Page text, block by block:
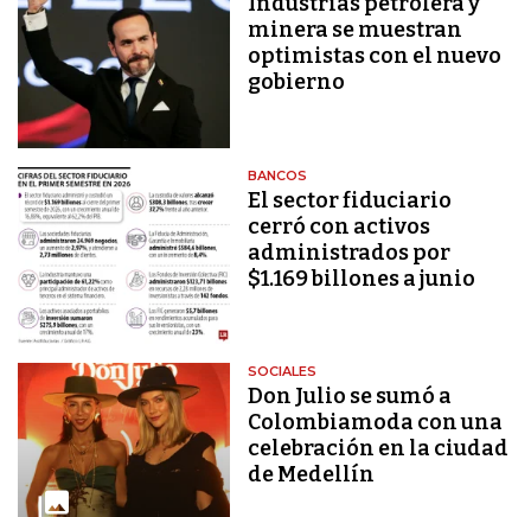
minera se muestran
optimistas con el nuevo
gobierno
BANCOS
El sector fiduciario
cerró con activos
administrados por
$1.169 billones a junio
SOCIALES
Don Julio se sumó a
Colombiamoda con una
celebración en la ciudad
de Medellín